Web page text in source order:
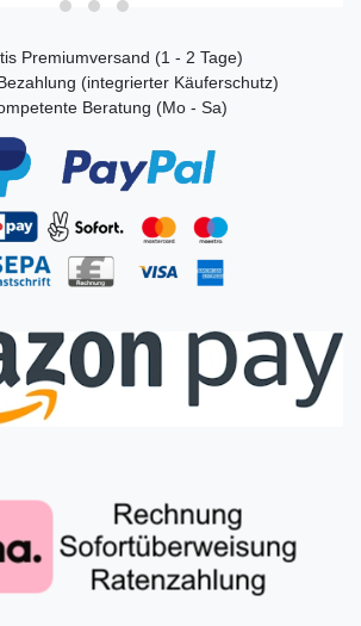
Premiumversand (1 - 2 Tage)
(integrierter Käuferschutz)
Beratung (Mo - Sa)